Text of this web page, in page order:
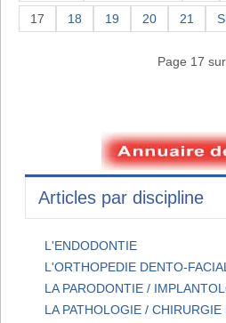
17 18 19 20 21
Page 17
Articles par discipline
L'ENDODONTIE
L'ORTHOPEDIE DENTO-
LA PARODONTIE /
LA PATHOLOGIE / CHIRURGIE